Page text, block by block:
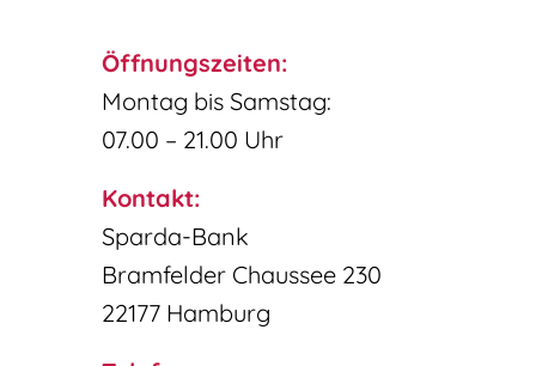
Öffnungszeiten:
Montag bis Samstag:
07.00 – 21.00 Uhr
Kontakt:
Sparda-Bank
Bramfelder Chaussee 230
22177 Hamburg